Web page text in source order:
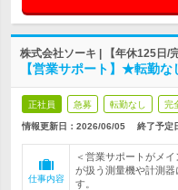
株式会社ソーキ | 【年休125日/
【営業サポート】★転勤
正社員 急募 転勤なし 完
情報更新日：2026/06/05 終了予定
仕事内容
＜営業サポートがメ
が扱う測量機や計測
す。